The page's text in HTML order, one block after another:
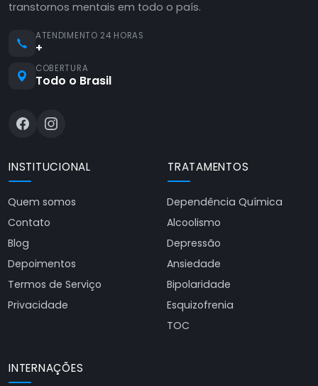
transtornos mentais em todo o país.
ATENDIMENTO 24 HORAS
+
COBERTURA
Todo o Brasil
INSTITUCIONAL
Quem somos
Contato
Blog
Depoimentos
Termos de Serviço
Privacidade
TRATAMENTOS
Dependência Química
Alcoolismo
Depressão
Ansiedade
Bipolaridade
Esquizofrenia
TOC
INTERNAÇÕES